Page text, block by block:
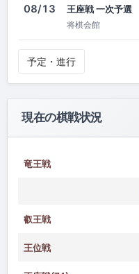
08/13 王座戦 一次予選
将棋会館
予定・進行
現在の棋戦状況
竜王戦
叡王戦
王位戦